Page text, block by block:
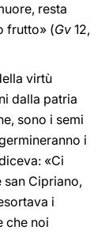
resta
frutto» (Gv 12,
virtù
dalla patria
sono i semi
i
«Ci
san Cipriano,
i
che noi